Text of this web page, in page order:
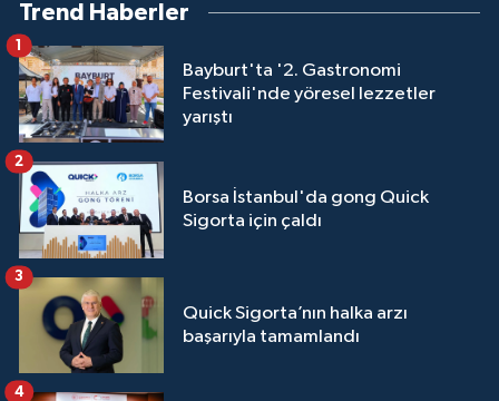
Trend Haberler
Bayburt'ta '2. Gastronomi
Festivali'nde yöresel lezzetler
yarıştı
1
Borsa İstanbul'da gong Quick
Sigorta için çaldı
2
Quick Sigorta’nın halka arzı
başarıyla tamamlandı
3
4